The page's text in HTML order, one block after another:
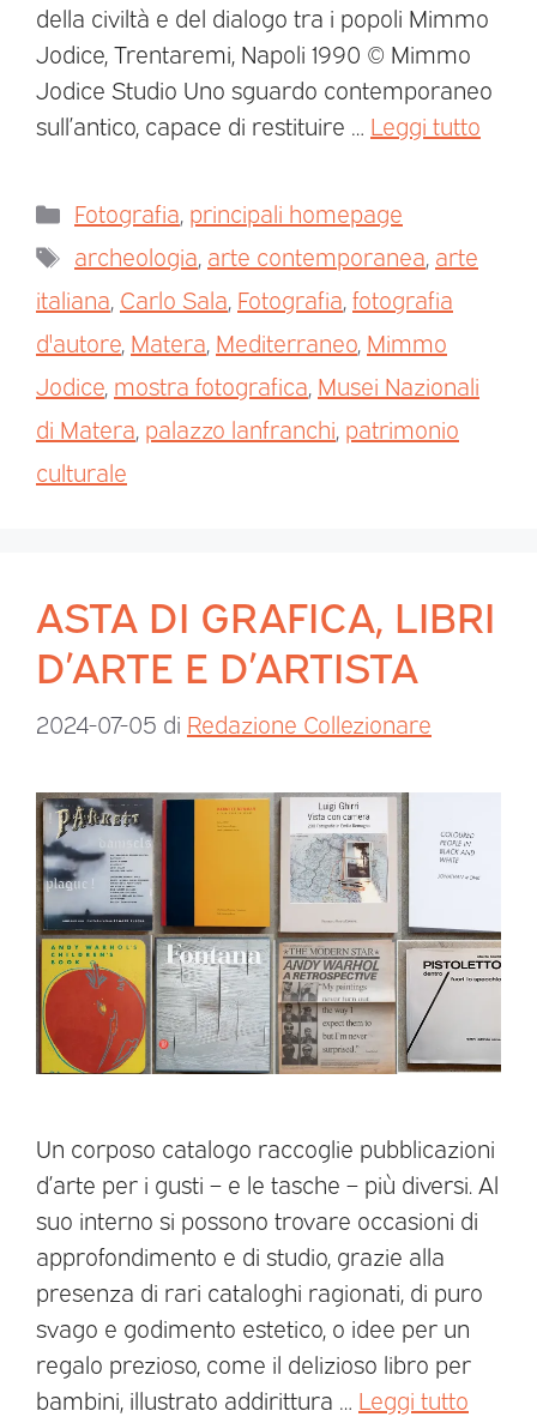
della civiltà e del dialogo tra i popoli Mimmo
Jodice, Trentaremi, Napoli 1990 © Mimmo
Jodice Studio Uno sguardo contemporaneo
sull’antico, capace di restituire … Leggi tutto
Fotografia principali homepage
archeologia arte contemporanea arte
italiana Carlo Sala Fotografia fotografia
d'autore Matera Mediterraneo Mimmo
Jodice mostra fotografica Musei Nazionali
di Matera palazzo lanfranchi patrimonio
culturale
ASTA DI GRAFICA, LIBRI
D’ARTE E D’ARTISTA
2024-07-05 di Redazione Collezionare
Un corposo catalogo raccoglie pubblicazioni
d’arte per i gusti – e le tasche – più diversi. Al
suo interno si possono trovare occasioni di
approfondimento e di studio, grazie alla
presenza di rari cataloghi ragionati, di puro
svago e godimento estetico, o idee per un
regalo prezioso, come il delizioso libro per
bambini, illustrato addirittura … Leggi tutto